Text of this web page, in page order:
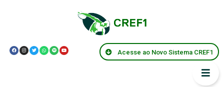
Acesse ao Novo Sistema CREF1
Podcast Nº 21